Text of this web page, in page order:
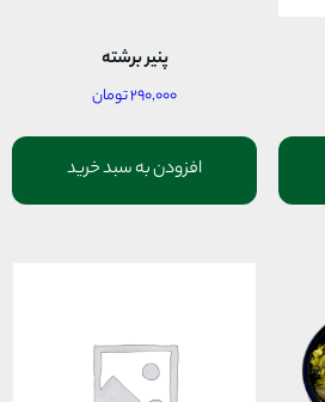
پنیر برشته
۲۹۰,۰۰۰تومان
افزودن به سبد خرید